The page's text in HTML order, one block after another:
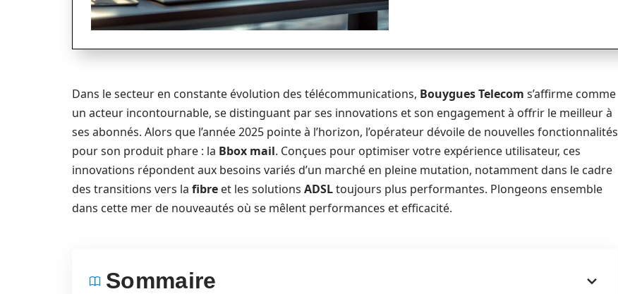
Dans le secteur en constante évolution des télécommunications, Bouygues Telecom s’affirme comme
un acteur incontournable, se distinguant par ses innovations et son engagement à offrir le meilleur à
ses abonnés. Alors que l’année 2025 pointe à l’horizon, l’opérateur dévoile de nouvelles fonctionnalités
pour son produit phare : la Bbox mail. Conçues pour optimiser votre expérience utilisateur, ces
innovations répondent aux besoins variés d’un marché en pleine mutation, notamment dans le cadre
des transitions vers la fibre et les solutions ADSLtoujours plus performantes. Plongeons ensemble
dans cette mer de nouveautés où se mêlent performances et efficacité.
Sommaire